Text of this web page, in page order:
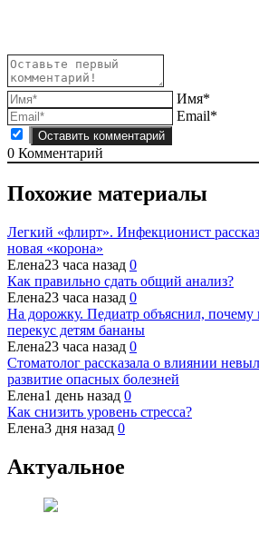
Имя*
Email*
0 Комментарий
Похожие материалы
Легкий «флирт». Инфекционист
новая «корона»
Елена23 часа назад 0
Как правильно сдать общий анализ?
Елена23 часа назад 0
На дорожку. Педиатр объяснил, почему
перекус детям бананы
Елена23 часа назад 0
Стоматолог рассказала о влиянии
развитие опасных болезней
Елена1 день назад 0
Как снизить уровень стресса?
Елена3 дня назад 0
Актуальное